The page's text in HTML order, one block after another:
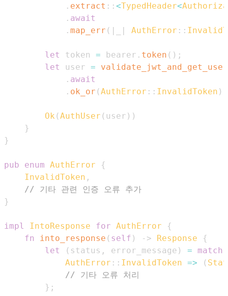
. extract :: <TypedHeader<
. await
. map_err ( | | AuthError ::
let token = bearer . token ( ) ;
let
user =
validate_jwt_and_get_user
. await
. ok_or (AuthError :: InvalidToken )
Ok (AuthUser ( user ) )
}
}
pub enum AuthError
{
InvalidToken ,
// 기타 관련 인증 오류 추가
}
impl IntoResponse for AuthError
{
fn
into_response ( self ) -> Response
{
let
( status , error_message ) =
match
AuthError :: InvalidToken => (
// 기타 오류 처리
} ;